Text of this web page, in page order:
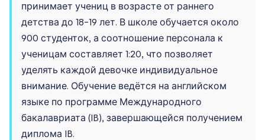
принимает учениц в возрасте от раннего
детства до 18–19 лет. В школе обучается около
900 студенток, а соотношение персонала к
ученицам составляет 1:20, что позволяет
уделять каждой девочке индивидуальное
внимание. Обучение ведётся на английском
языке по программе Международного
бакалавриата (IB), завершающейся получением
диплома IB.